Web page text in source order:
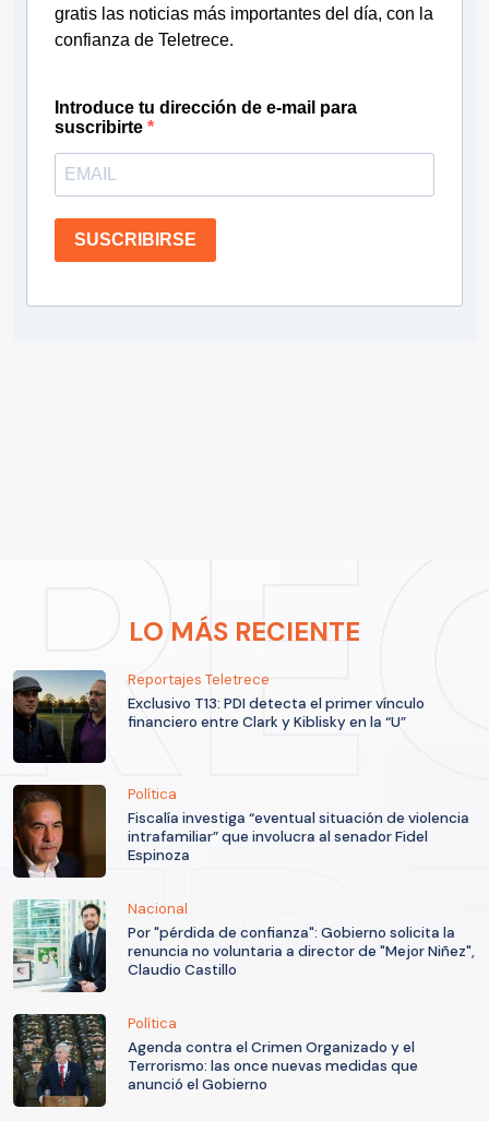
gratis las noticias más importantes del día, con la
confianza de Teletrece.
Introduce tu dirección de e-mail para
suscribirte
SUSCRIBIRSE
LO MÁS RECIENTE
Reportajes Teletrece
Exclusivo T13: PDI detecta el primer vínculo
financiero entre Clark y Kiblisky en la “U”
Política
Fiscalía investiga “eventual situación de violencia
intrafamiliar” que involucra al senador Fidel
Espinoza
Nacional
Por "pérdida de confianza": Gobierno solicita la
renuncia no voluntaria a director de "Mejor Niñez",
Claudio Castillo
Política
Agenda contra el Crimen Organizado y el
Terrorismo: las once nuevas medidas que
anunció el Gobierno